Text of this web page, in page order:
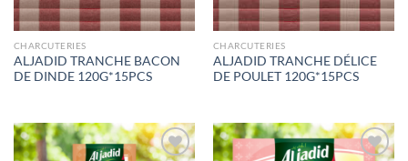
CHARCUTERIES
ALJADID TRANCHE BACON
DE DINDE 120G*15PCS
CHARCUTERIES
ALJADID TRANCHE DÉLICE
DE POULET 120G*15PCS